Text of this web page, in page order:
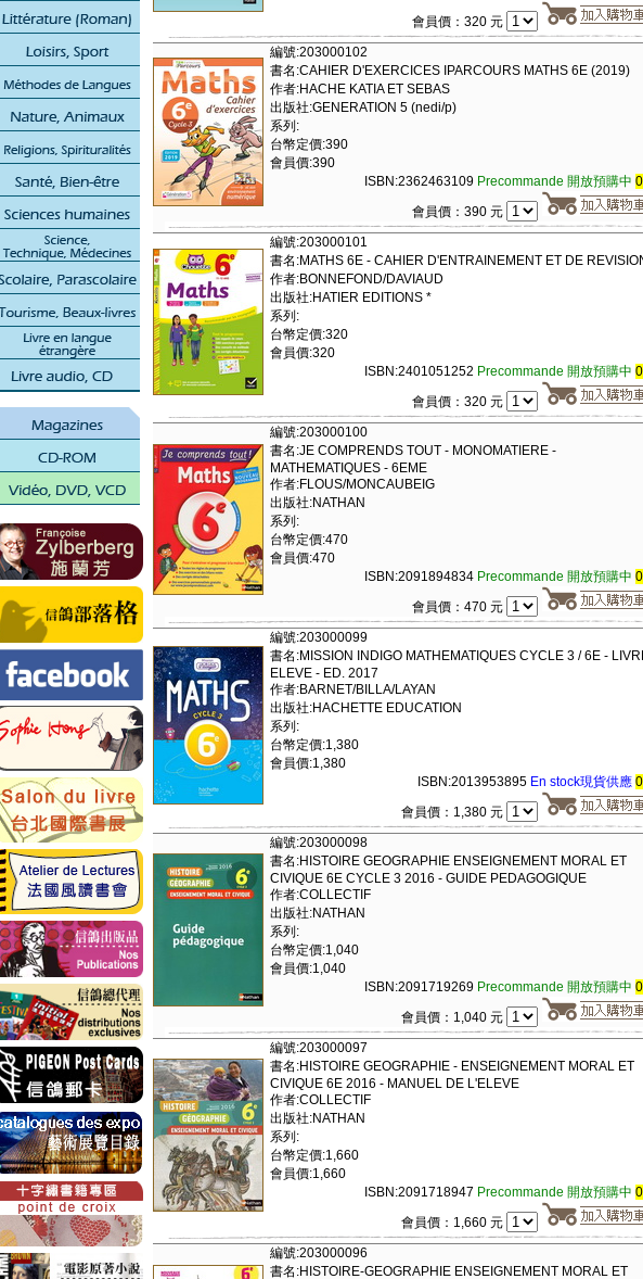
會員價：320 元
編號:203000102
書名:CAHIER D'EXERCICES IPARCOURS MATHS 6E (2019)
作者:HACHE KATIA ET SEBAS
出版社:GENERATION 5 (nedi/p)
系列:
台幣定價:390
會員價:390
ISBN:2362463109 Precommande 開放預購中
會員價：390 元
編號:203000101
書名:MATHS 6E - CAHIER D'ENTRAINEMENT ET DE
作者:BONNEFOND/DAVIAUD
出版社:HATIER EDITIONS *
系列:
台幣定價:320
會員價:320
ISBN:2401051252 Precommande 開放預購中
會員價：320 元
編號:203000100
書名:JE COMPRENDS TOUT - MONOMATIERE -
MATHEMATIQUES - 6EME
作者:FLOUS/MONCAUBEIG
出版社:NATHAN
系列:
台幣定價:470
會員價:470
ISBN:2091894834 Precommande 開放預購中
會員價：470 元
編號:203000099
書名:MISSION INDIGO MATHEMATIQUES CYCLE 3 / 6E -
ELEVE - ED. 2017
作者:BARNET/BILLA/LAYAN
出版社:HACHETTE EDUCATION
系列:
台幣定價:1,380
會員價:1,380
ISBN:2013953895 En stock現貨供應
會員價：1,380 元
編號:203000098
書名:HISTOIRE GEOGRAPHIE ENSEIGNEMENT MORAL ET
CIVIQUE 6E CYCLE 3 2016 - GUIDE PEDAGOGIQUE
作者:COLLECTIF
出版社:NATHAN
系列:
台幣定價:1,040
會員價:1,040
ISBN:2091719269 Precommande 開放預購中
會員價：1,040 元
編號:203000097
書名:HISTOIRE GEOGRAPHIE - ENSEIGNEMENT MORAL ET
CIVIQUE 6E 2016 - MANUEL DE L'ELEVE
作者:COLLECTIF
出版社:NATHAN
系列:
台幣定價:1,660
會員價:1,660
ISBN:2091718947 Precommande 開放預購中
會員價：1,660 元
編號:203000096
書名:HISTOIRE-GEOGRAPHIE ENSEIGNEMENT MORAL ET